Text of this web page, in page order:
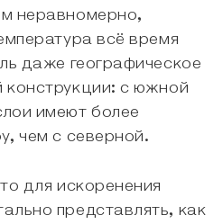
неравномерно,
всё время
даже географическое
конструкции: с южной
имеют более
чем с северной.
для искоренения
представлять, как